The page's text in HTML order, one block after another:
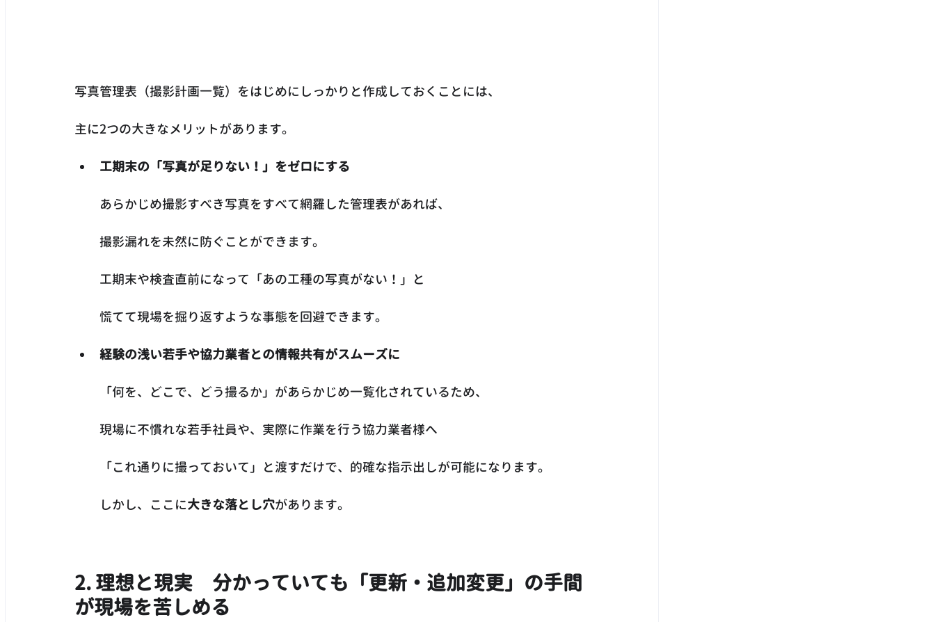
写真管理表（撮影計画一覧）をはじめにしっかりと作成しておくことには、
主に2つの大きなメリットがあります。
工期末の「写真が足りない！」をゼロにする
あらかじめ撮影すべき写真をすべて網羅した管理表があれば、
撮影漏れを未然に防ぐことができます。
工期末や検査直前になって「あの工種の写真がない！」と
慌てて現場を掘り返すような事態を回避できます。
経験の浅い若手や協力業者との情報共有がスムーズに
「何を、どこで、どう撮るか」があらかじめ一覧化されているため、
現場に不慣れな若手社員や、実際に作業を行う協力業者様へ
「これ通りに撮っておいて」と渡すだけで、的確な指示出しが可能になります。
しかし、ここに大きな落とし穴があります。
2. 理想と現実　分かっていても「更新・追加変更」の手間
が現場を苦しめる